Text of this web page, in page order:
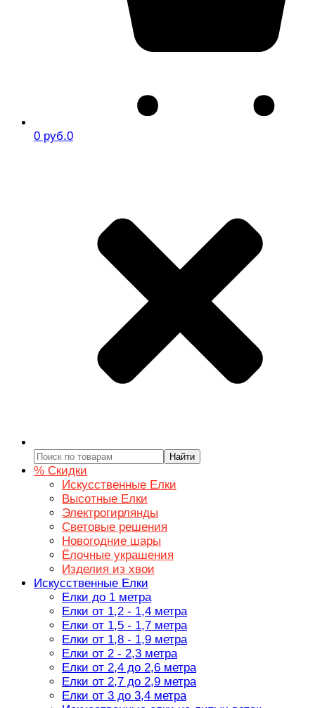
0 руб.0
Найти
% Скидки
Искусственные Елки
Высотные Елки
Электрогирлянды
Световые решения
Новогодние шары
Ёлочные украшения
Изделия из хвои
Искусственные Елки
Елки до 1 метра
Елки от 1,2 - 1,4 метра
Елки от 1,5 - 1,7 метра
Елки от 1,8 - 1,9 метра
Елки от 2 - 2,3 метра
Елки от 2,4 до 2,6 метра
Елки от 2,7 до 2,9 метра
Елки от 3 до 3,4 метра